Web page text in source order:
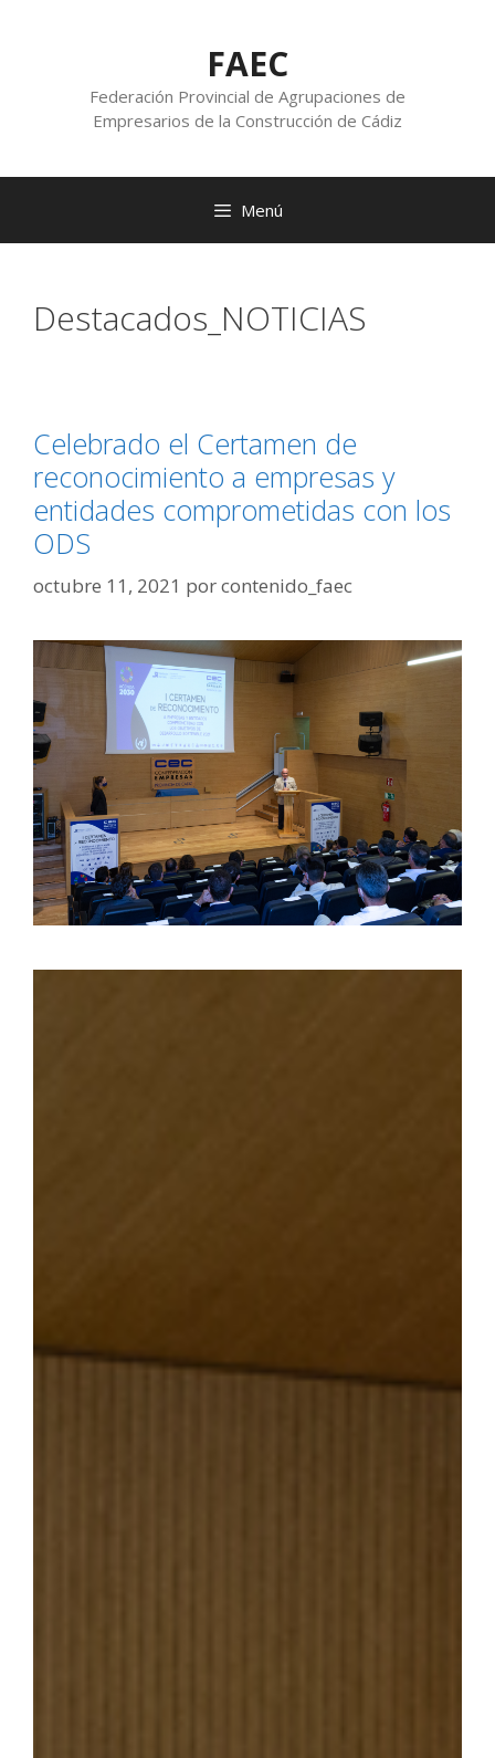
FAEC
Federación Provincial de Agrupaciones de
Empresarios de la Construcción de Cádiz
Menú
Destacados_NOTICIAS
Celebrado el Certamen de
reconocimiento a empresas y
entidades comprometidas con los
ODS
octubre 11, 2021 porcontenido_faec